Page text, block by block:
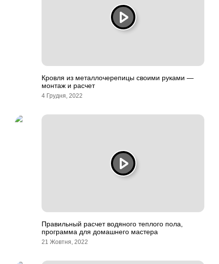
Кровля из металлочерепицы своими руками —
монтаж и расчет
4 Грудня, 2022
Правильный расчет водяного теплого пола,
программа для домашнего мастера
21 Жовтня, 2022